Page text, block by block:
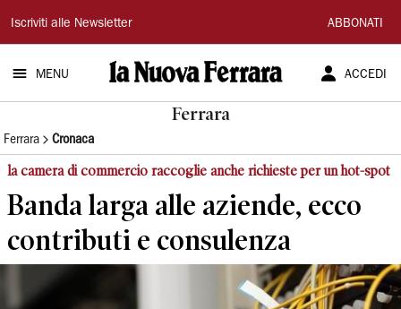
La
Nuova
Ferrara
Iscriviti alle Newsletter ABBONATI
MENU ACCEDI
Ferrara
Ferrara Cronaca
la camera di commercio raccoglie anche richieste per un hot-spot
Banda larga alle aziende, ecco
contributi e consulenza